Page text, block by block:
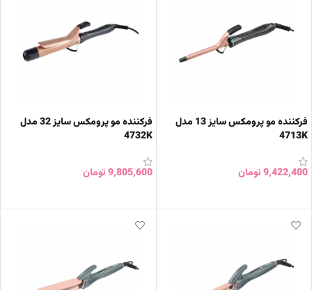
فرکننده مو پرومکس سایز 13 مدل
4713K
9,422,400تومان
فرکننده مو پرومکس سایز 32 مدل
4732K
9,805,600تومان